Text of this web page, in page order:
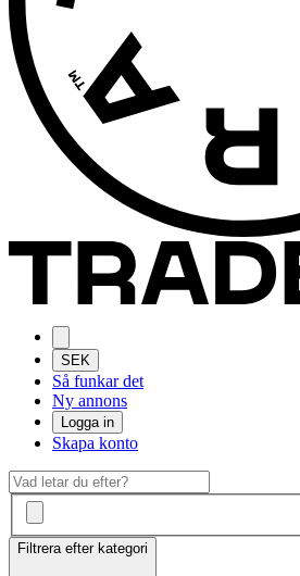
SEK
Så funkar det
Ny annons
Logga in
Skapa konto
Filtrera efter kategori